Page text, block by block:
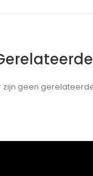
zijn geen